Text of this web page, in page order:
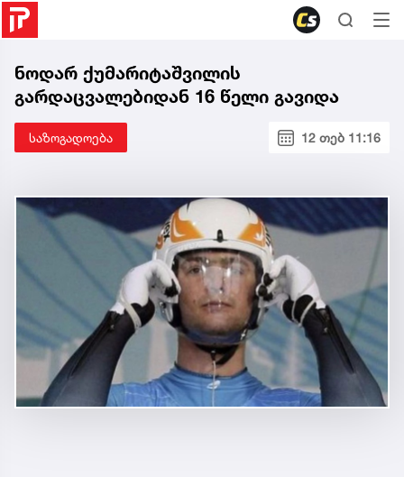
ნოდარ ქუმარიტაშვილის
გარდაცვალებიდან 16 წელი გავიდა
საზოგადოება 12 თებ 11:16